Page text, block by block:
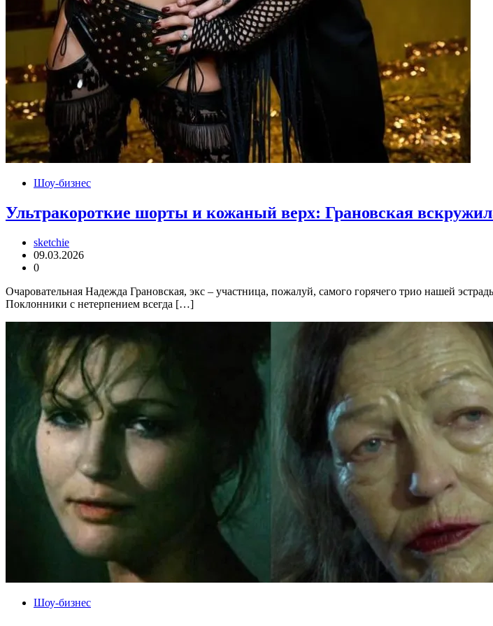
Шоу-бизнес
Ультракороткие шорты и кожаный верх: Грановская
sketchie
09.03.2026
0
Очаровательная Надежда Грановская, экс – участница, пожалуй, самого горячего трио нашей
Поклонники с нетерпением всегда […]
Шоу-бизнес